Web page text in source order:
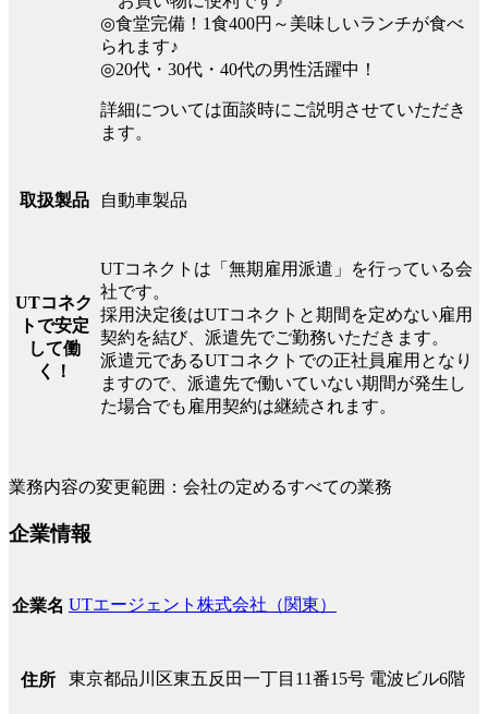
◎食堂完備！1食400円～美味しいランチが食べ
られます♪
◎20代・30代・40代の男性活躍中！
詳細については面談時にご説明させていただき
ます。
取扱製品 自動車製品
UTコネク
トで安定
して働
く！
UTコネクトは「無期雇用派遣」を行っている会
社です。
採用決定後はUTコネクトと期間を定めない雇用
契約を結び、派遣先でご勤務いただきます。
派遣元であるUTコネクトでの正社員雇用となり
ますので、派遣先で働いていない期間が発生し
た場合でも雇用契約は継続されます。
業務内容の変更範囲：会社の定めるすべての業務
企業情報
企業名 UTエージェント株式会社（関東）
住所 東京都品川区東五反田一丁目11番15号 電波ビル6階